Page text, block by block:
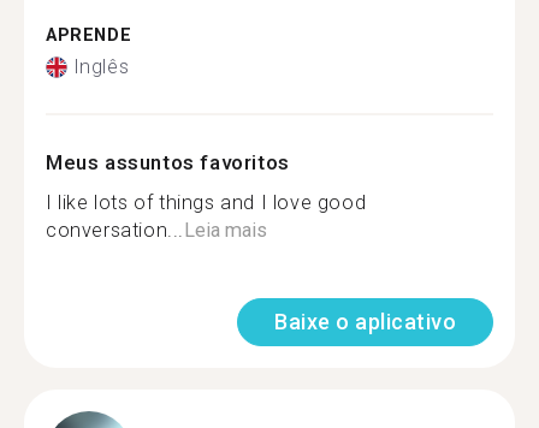
APRENDE
Inglês
Meus assuntos favoritos
I like lots of things and I love good
conversation...Leia mais
Baixe o aplicativo